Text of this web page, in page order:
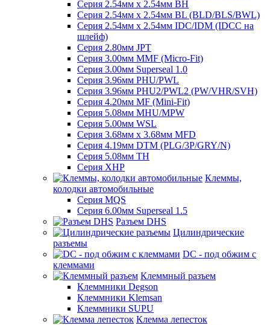
Серия 2.54мм х 2.54мм BH
Серия 2.54мм х 2.54мм BL (BLD/BLS/BWL)
Серия 2.54мм х 2.54мм IDC/IDM (IDCC на
шлейф)
Серия 2.80мм JPT
Серия 3.00мм MMF (Micro-Fit)
Серия 3.00мм Superseal 1.0
Серия 3.96мм PHU/PWL
Серия 3.96мм PHU2/PWL2 (PW/VHR/SVH)
Серия 4.20мм MF (Mini-Fit)
Серия 5.08мм MHU/MPW
Серия 5.00мм WSL
Серия 3.68мм х 3.68мм MFD
Серия 4.19мм DTM (PLG/3P/GRY/N)
Серия 5.08мм TH
Серия XHP
Клеммы,
колодки автомобильные
Серия MQS
Серия 6.00мм Superseal 1.5
Разъем DHS
Цилиндрические
разъемы
DC - под обжим с
клеммами
Клеммный разъем
Клеммники Degson
Клеммники Klemsan
Клеммники SUPU
Клемма лепесток